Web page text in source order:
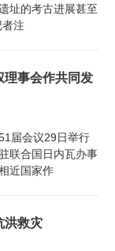
址的考古进展甚至
注
理事会作共同发
届会议29日举行
联合国日内瓦办事
近国家作
洪救灾